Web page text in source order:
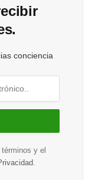
conciencia
y el
.